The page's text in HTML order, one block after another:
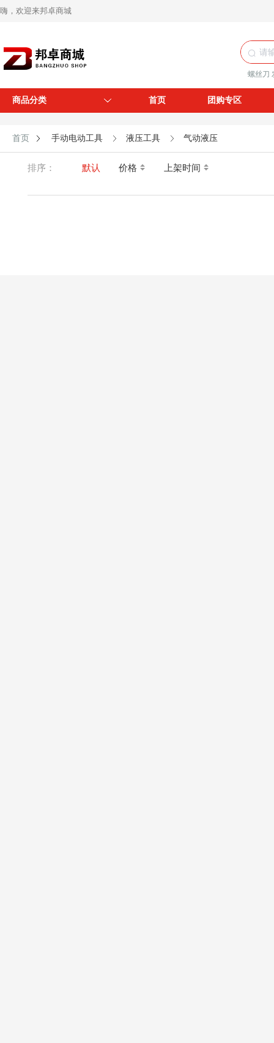
嗨，欢迎来邦卓商城
螺丝刀
商品分类 首页 团购专区
首页 手动电动工具 液压工具 气动液压
排序： 默认 价格 上架时间